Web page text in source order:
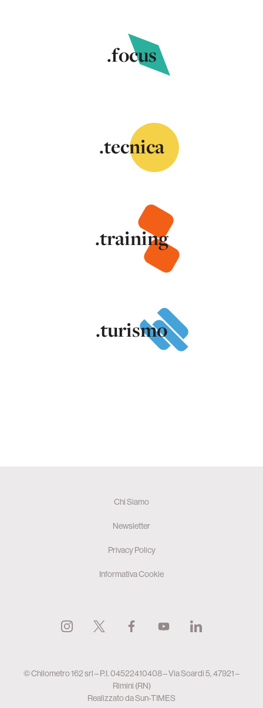
.focus
.tecnica
.training
.turismo
Chi Siamo
Newsletter
Privacy Policy
Informativa Cookie
© Chilometro 162 srl – P.I. 04522410408 – Via Soardi 5, 47921 –
Rimini (RN)
Realizzato daSun-TIMES